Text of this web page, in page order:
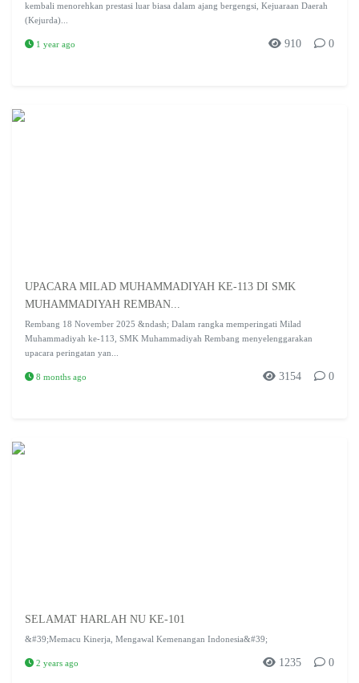
kembali menorehkan prestasi luar biasa dalam ajang bergengsi, Kejuaraan Daerah
(Kejurda)...
1 year ago 0
910
UPACARA MILAD MUHAMMADIYAH KE-113 DI SMK
MUHAMMADIYAH REMBAN...
Rembang 18 November 2025 &ndash; Dalam rangka memperingati Milad
Muhammadiyah ke-113, SMK Muhammadiyah Rembang menyelenggarakan
upacara peringatan yan...
8 months ago 0
3154
SELAMAT HARLAH NU KE-101
&#39;Memacu Kinerja, Mengawal Kemenangan Indonesia&#39;
2 years ago 0
1235